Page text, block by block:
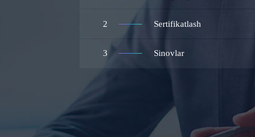
2 Sertifikatlash
3 Sinovlar